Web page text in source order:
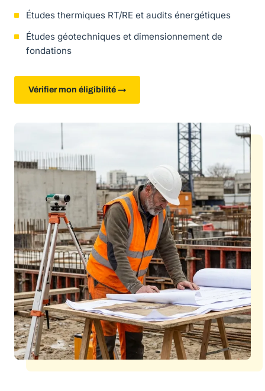
Études thermiques RT/RE et audits énergétiques
Études géotechniques et dimensionnement de
fondations
Vérifier mon éligibilité →